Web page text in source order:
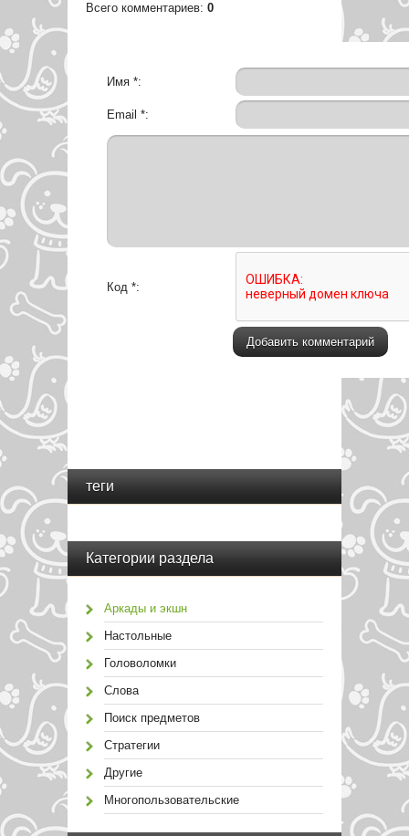
Всего комментариев: 0
Имя *:
Email *:
Код *:
теги
Категории раздела
Аркады и экшн
Настольные
Головоломки
Слова
Поиск предметов
Стратегии
Другие
Многопользовательские